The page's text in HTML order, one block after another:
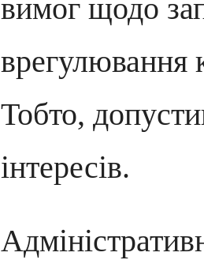
вимог щодо
врегулювання
Тобто,
інтересів.